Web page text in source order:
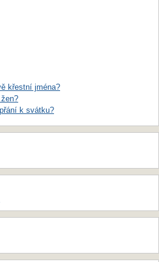
křestní jména?
k svátku?